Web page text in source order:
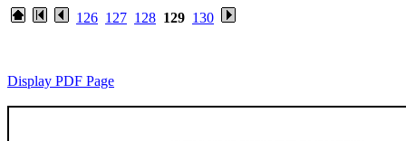
126 127 128 129 130
Display PDF Page